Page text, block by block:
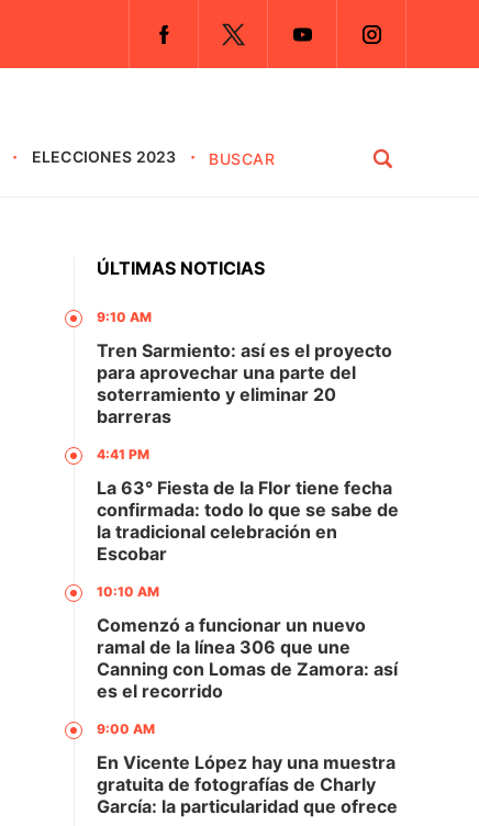
ELECCIONES 2023
ÚLTIMAS NOTICIAS
9:10 AM
Tren Sarmiento: así es el proyecto
para aprovechar una parte del
soterramiento y eliminar 20
barreras
4:41 PM
La 63° Fiesta de la Flor tiene fecha
confirmada: todo lo que se sabe de
la tradicional celebración en
Escobar
10:10 AM
Comenzó a funcionar un nuevo
ramal de la línea 306 que une
Canning con Lomas de Zamora: así
es el recorrido
9:00 AM
En Vicente López hay una muestra
gratuita de fotografías de Charly
García: la particularidad que ofrece